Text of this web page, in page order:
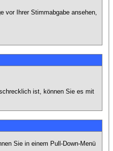
vor Ihrer Stimmabgabe ansehen,
ist, können Sie es mit
Sie in einem Pull-Down-Menü